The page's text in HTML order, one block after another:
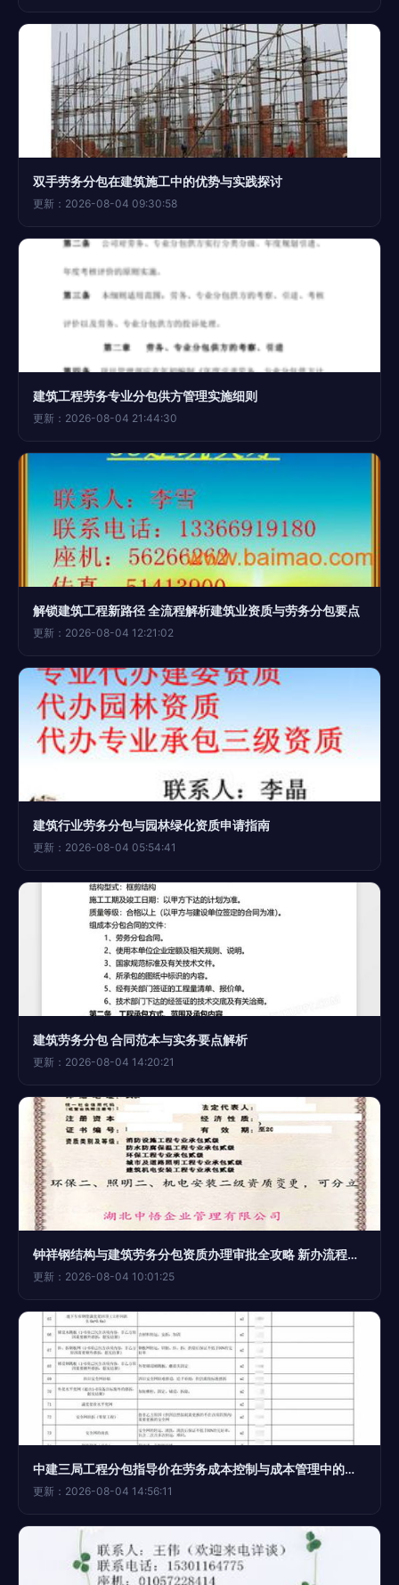
双手劳务分包在建筑施工中的优势与实践探讨
更新：2026-08-04 09:30:58
建筑工程劳务专业分包供方管理实施细则
更新：2026-08-04 21:44:30
解锁建筑工程新路径 全流程解析建筑业资质与劳务分包要点
更新：2026-08-04 12:21:02
建筑行业劳务分包与园林绿化资质申请指南
更新：2026-08-04 05:54:41
建筑劳务分包 合同范本与实务要点解析
更新：2026-08-04 14:20:21
钟祥钢结构与建筑劳务分包资质办理审批全攻略 新办流程与要点解析
更新：2026-08-04 10:01:25
中建三局工程分包指导价在劳务成本控制与成本管理中的应用研究
更新：2026-08-04 14:56:11